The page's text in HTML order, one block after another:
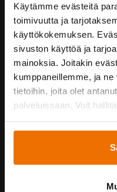
Käytämme evästeitä
toimivuutta ja
käyttökokemuksen.
sivuston käyttöä ja
mainoksia. Joitakin
kumppaneillemme, ja
tietoihin, joita olet
palveluissaan. Voit